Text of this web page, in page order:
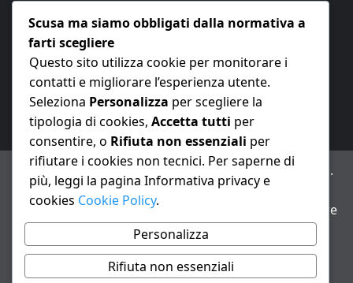
E-mail:redazione@nuovaeconomia.it
ANNO XXIII – Testata giornalistica reg. Trib. Milano n.
487 del 20/9/2002 – Dir. resp. Andrea Fiorini
Avviso IA: alcuni articoli di questo sito possono essere
realizzati con il supporto di sistemi di intelligenza
artificiale con supervisione e verifica di un redattore
Informativa privacy e cookie
Scusa ma siamo obbligati dalla normativa a
farti scegliere
Questo sito utilizza cookie per monitorare i
contatti e migliorare l’esperienza utente.
Seleziona Personalizza per scegliere la
tipologia di cookies, Accetta tutti per
consentire, o Rifiuta non essenziali per
rifiutare i cookies non tecnici. Per saperne di
più, leggi la pagina Informativa privacy e
cookies Cookie Policy.
Personalizza
Rifiuta non essenziali